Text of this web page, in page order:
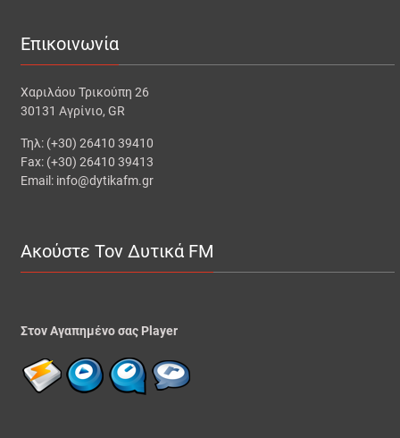
Επικοινωνία
Χαριλάου Τρικούπη 26
30131 Αγρίνιο, GR
Τηλ: (+30) 26410 39410
Fax: (+30) 26410 39413
Email: info@dytikafm.gr
Ακούστε Τον Δυτικά FM
Στον Αγαπημένο σας Player